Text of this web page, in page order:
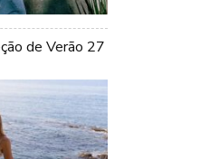
de Verão 27